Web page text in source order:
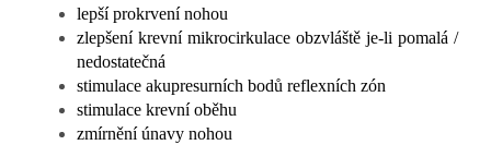
lepší prokrvení nohou
zlepšení krevní mikrocirkulace obzvláště je-li pomalá /
nedostatečná
stimulace akupresurních bodů reflexních zón
stimulace krevní oběhu
zmírnění únavy nohou